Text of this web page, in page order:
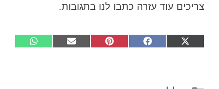
צריכים עוד עזרה כתבו לנו בתגובות.
Share
X
Share
F
Share
P
Share
E
Share
W